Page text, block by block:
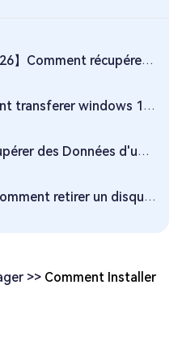
les données de la partition Ext 4/3/2 sous Windows 11/10/8/7 ?
windows 10/11 vers ssd ?
d'un Disque Dur Externe RAW ?
disque dur d'un ordinateur portable en 2 minutes?
>> Comment Installer